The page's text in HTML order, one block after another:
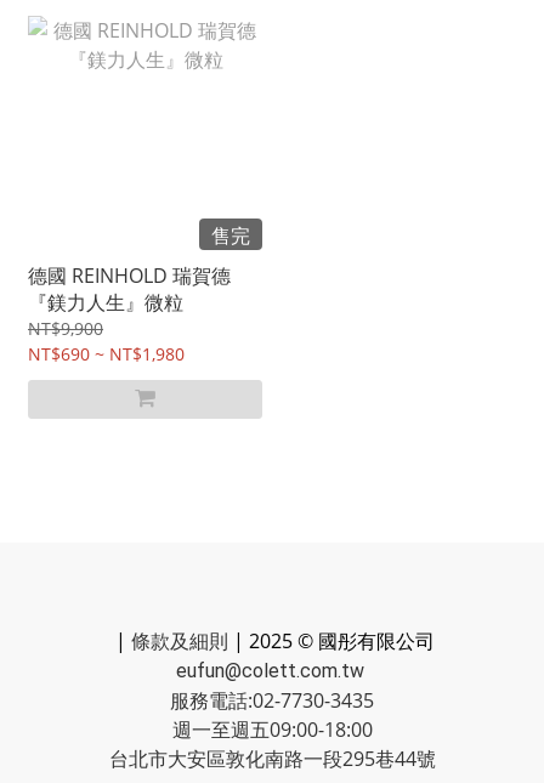
售完
德國 REINHOLD 瑞賀德
『鎂力人生』微粒
NT$9,900
NT$690 ~ NT$1,980
| 條款及細則 | 2025 © 國彤有限公司
eufun@colett.com.tw
服務電話:02-7730-3435
週一至週五09:00-18:00
台北市大安區敦化南路一段295巷44號